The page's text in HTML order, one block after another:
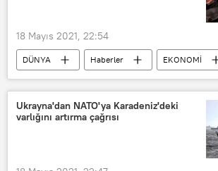
18 Mayıs 2021, 22:54
DÜNYA Haberler
EKONOMİ
YAŞAM
FTC
ABD
Kripto para
Bitcoin
Dogecoin
Taklit
Ukrayna'dan NATO'ya Karadeniz'deki
varlığını artırma çağrısı